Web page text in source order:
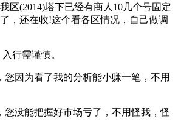
区(2014)塔下已经有商人10几个号固定
，还在收!这个看各区情况，自己做调
行需谨慎。
因为看了我的分析能小赚一笔，不用
没能把握好市场亏了，不用怪我，怪